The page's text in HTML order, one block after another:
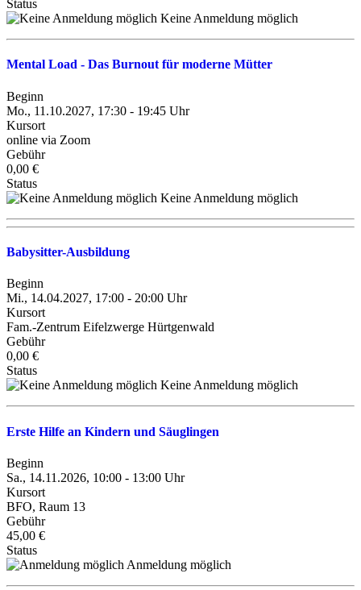
Status
Keine Anmeldung möglich
Mental Load - Das Burnout für moderne Mütter
Beginn
Mo., 11.10.2027, 17:30 - 19:45 Uhr
Kursort
online via Zoom
Gebühr
0,00 €
Status
Keine Anmeldung möglich
Babysitter-Ausbildung
Beginn
Mi., 14.04.2027, 17:00 - 20:00 Uhr
Kursort
Fam.-Zentrum Eifelzwerge Hürtgenwald
Gebühr
0,00 €
Status
Keine Anmeldung möglich
Erste Hilfe an Kindern und Säuglingen
Beginn
Sa., 14.11.2026, 10:00 - 13:00 Uhr
Kursort
BFO, Raum 13
Gebühr
45,00 €
Status
Anmeldung möglich